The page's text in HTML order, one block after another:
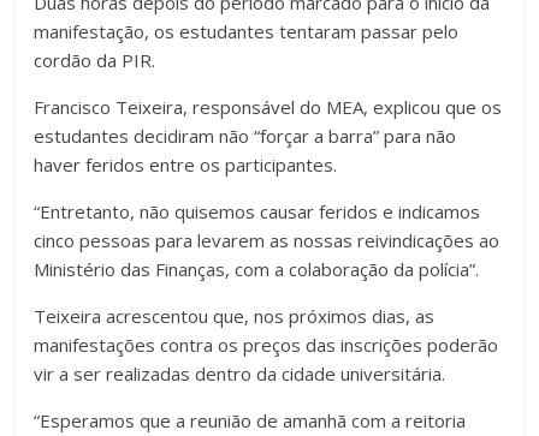
manifestação, os estudantes tentaram passar pelo
cordão da PIR.
Francisco Teixeira, responsável do MEA, explicou que os
estudantes decidiram não “forçar a barra” para não
haver feridos entre os participantes.
“Entretanto, não quisemos causar feridos e indicamos
cinco pessoas para levarem as nossas reivindicações ao
Ministério das Finanças, com a colaboração da polícia”.
Teixeira acrescentou que, nos próximos dias, as
manifestações contra os preços das inscrições poderão
vir a ser realizadas dentro da cidade universitária.
“Esperamos que a reunião de amanhã com a reitoria